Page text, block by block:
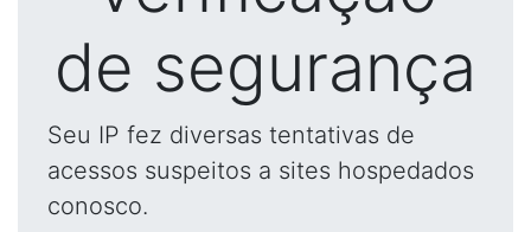
de segurança
Seu IP fez diversas tentativas de
acessos suspeitos a sites hospedados
conosco.